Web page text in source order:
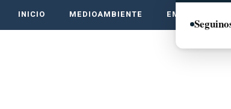
INICIO MEDIOAMBIENTE EMPRENDE